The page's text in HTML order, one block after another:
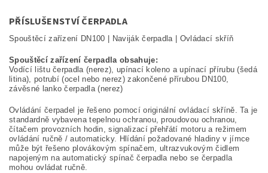
PŘÍSLUŠENSTVÍ ČERPADLA
Spouštěcí zařízení DN100 | Naviják čerpadla | Ovládací skříň
Spouštěcí zařízení čerpadla obsahuje:
Vodící lištu čerpadla (nerez), upínací koleno a upínací přírubu (šedá
litina), potrubí (ocel nebo nerez) zakončené přírubou DN100,
závěsné lanko čerpadla (nerez)
Ovládání čerpadel je řešeno pomocí originální ovládací skříně. Ta je
standardně vybavena tepelnou ochranou, proudovou ochranou,
čítačem provozních hodin, signalizací přehřátí motoru a režimem
ovládání ručně / automaticky. Hlídání požadované hladiny v jímce
může být řešeno plovákovým spínačem, ultrazvukovým čidlem
napojeným na automatický spínač čerpadla nebo se čerpadla
mohou ovládat ručně.